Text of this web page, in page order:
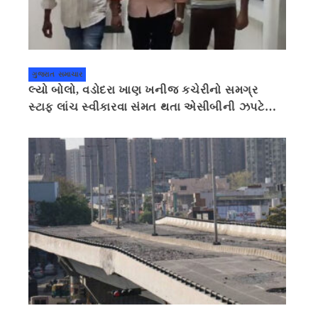
ગુજરાત સમાચાર
લ્યો બોલો, વડોદરા ખાણ ખનીજ કચેરીનો સમગ્ર
સ્ટાફ લાંચ સ્વીકારવા સંમત થતા એસીબીની ઝપટે